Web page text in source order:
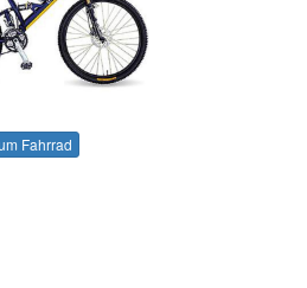
Fahrrad